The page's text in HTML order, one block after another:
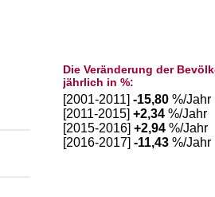
Die Veränderung der
jährlich in %:
[2001-2011]-15,80 %/Jahr
[2011-2015]+2,34 %/Jahr
[2015-2016]+2,94 %/Jahr
[2016-2017]-11,43 %/Jahr